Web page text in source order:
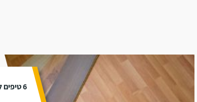
6 טיפים לבחירת מתקין פרקטים